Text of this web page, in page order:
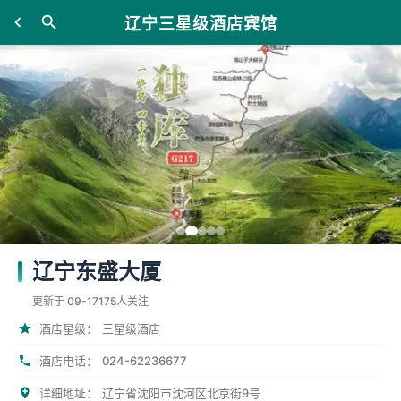
辽宁三星级酒店宾馆
辽宁东盛大厦
更新于 09-17175人关注
酒店星级： 三星级酒店
酒店电话： 024-62236677
详细地址： 辽宁省沈阳市沈河区北京街9号